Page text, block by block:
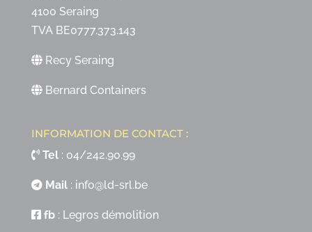
4100 Seraing
TVA BE0777.373.143
Recy Seraing
Bernard Containers
INFORMATION DE CONTACT :
Tel: 04/242.90.99
Mail: info@ld-srl.be
fb: Legros démolition